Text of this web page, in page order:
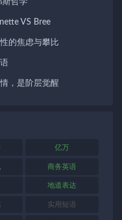
斯哲学
VS Bree
的焦虑与攀比
，是阶层觉醒
亿万
商务英语
地道表达
实用短语